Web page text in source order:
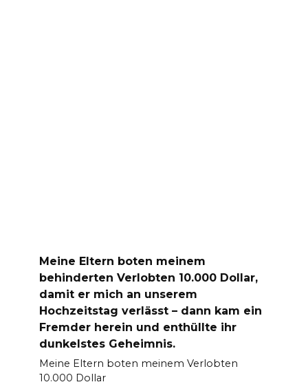
Meine Eltern boten meinem
behinderten Verlobten 10.000 Dollar,
damit er mich an unserem
Hochzeitstag verlässt – dann kam ein
Fremder herein und enthüllte ihr
dunkelstes Geheimnis.
Meine Eltern boten meinem Verlobten
10.000 Dollar